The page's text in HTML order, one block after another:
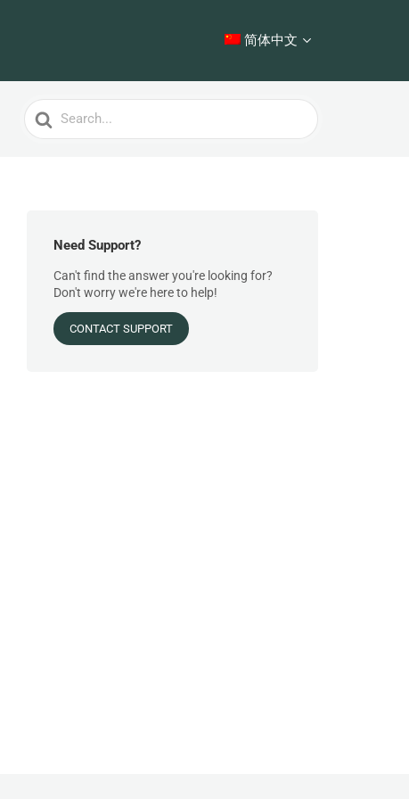
简体中文
Search
For
Need Support?
Can't find the answer you're looking for?
Don't worry we're here to help!
CONTACT SUPPORT